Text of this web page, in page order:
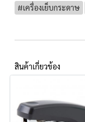
#เครื่องเย็บกระดาษ
สินค้าเกี่ยวข้อง